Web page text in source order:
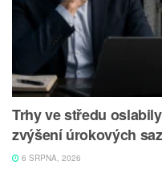
Trhy ve středu
zvýšení úrokových
6 SRPNA, 2026